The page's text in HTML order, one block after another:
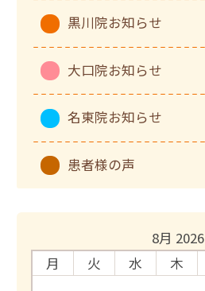
黒川院お知らせ
大口院お知らせ
名東院お知らせ
患者様の声
8月 2026
月
火 水 木